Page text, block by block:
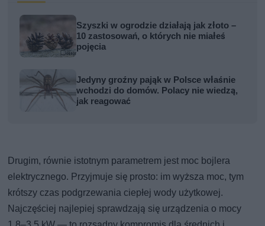
Szyszki w ogrodzie działają jak złoto –
10 zastosowań, o których nie miałeś
pojęcia
Jedyny groźny pająk w Polsce właśnie
wchodzi do domów. Polacy nie wiedzą,
jak reagować
Drugim, równie istotnym parametrem jest moc bojlera
elektrycznego. Przyjmuje się prosto: im wyższa moc, tym
krótszy czas podgrzewania ciepłej wody użytkowej.
Najczęściej najlepiej sprawdzają się urządzenia o mocy